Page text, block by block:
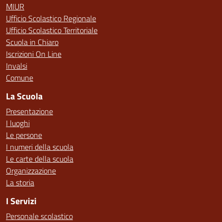
MIUR
Ufficio Scolastico Regionale
Ufficio Scolastico Territoriale
Scuola in Chiaro
Iscrizioni On Line
Invalsi
Comune
La Scuola
Presentazione
I luoghi
Le persone
I numeri della scuola
Le carte della scuola
Organizzazione
La storia
I Servizi
Personale scolastico